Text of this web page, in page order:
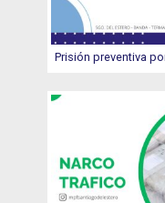
Prisión preventiva